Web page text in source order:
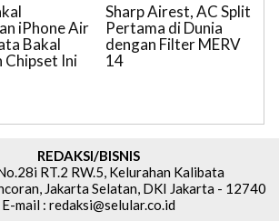
iPhone Air
Bakal
Chipset Ini
Sharp Airest, AC Split
Pertama di Dunia
dengan Filter MERV
14
REDAKSI/BISNIS
RT.2 RW.5, Kelurahan Kalibata
Jakarta Selatan, DKI Jakarta - 12740
E-mail : redaksi@selular.co.id